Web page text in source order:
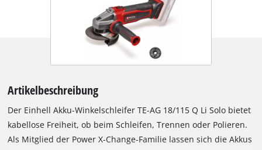
Artikelbeschreibung
Der Einhell Akku-Winkelschleifer TE-AG 18/115 Q Li Solo bietet
kabellose Freiheit, ob beim Schleifen, Trennen oder Polieren.
Als Mitglied der Power X-Change-Familie lassen sich die Akkus